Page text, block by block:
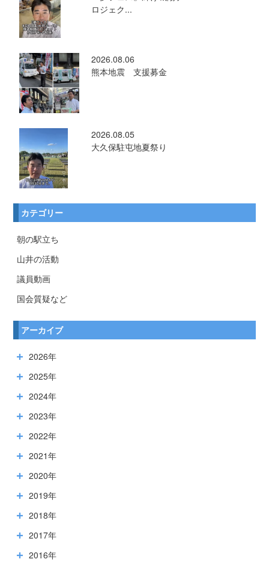
ロジェク...
2026.08.06
熊本地震 支援募金
2026.08.05
大久保駐屯地夏祭り
カテゴリー
朝の駅立ち
山井の活動
議員動画
国会質疑など
アーカイブ
2026年
2025年
2024年
2023年
2022年
2021年
2020年
2019年
2018年
2017年
2016年